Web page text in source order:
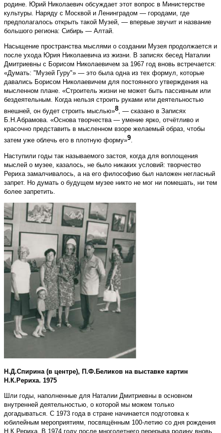
родине. Юрий Николаевич обсуждает этот вопрос в Министерстве
культуры. Наряду с Москвой и Ленинградом — городами, где
предполагалось открыть такой Музей, — впервые звучит и название
большого региона: Сибирь — Алтай.
Насыщение пространства мыслями о создании Музея продолжается и
после ухода Юрия Николаевича из жизни. В записях бесед Наталии
Дмитриевны с Борисом Николаевичем за 1967 год вновь встречается:
«Думать: "Музей Гуру"» — это была одна из тех формул, которые
давались Борисом Николаевичем для постоянного утверждения на
мысленном плане. «Строитель жизни не может быть пассивным или
бездеятельным. Когда нельзя строить руками или деятельностью
внешней, он будет строить мыслью»8, — сказано в Записях
Б.Н.Абрамова. «Основа творчества — умение ярко, отчётливо и
красочно представить в мысленном взоре желаемый образ, чтобы
затем уже облечь его в плотную форму»9.
Наступили годы так называемого застоя, когда для воплощения
мыслей о музее, казалось, не было никаких условий: творчество
Рериха замалчивалось, а на его философию был наложен негласный
запрет. Но думать о будущем музее никто не мог ни помешать, ни тем
более запретить.
Н.Д.Спирина (в центре), П.Ф.Беликов на выставке картин
Н.К.Рериха. 1975
Шли годы, наполненные для Наталии Дмитриевны в основном
внутренней деятельностью, о которой мы можем только
догадываться. С 1973 года в стране начинается подготовка к
юбилейным мероприятиям, посвящённым 100-летию со дня рождения
Н.К.Рериха. В 1974 году после многолетнего перерыва родину вновь